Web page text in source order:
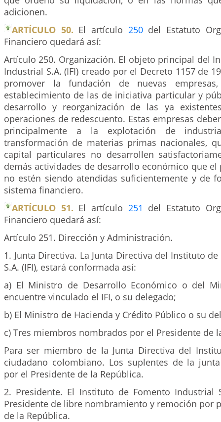
adicionen.
ARTÍCULO 50. El artículo 250del Estatuto
Financiero quedará así:
Artículo 250. Organización. El objeto principal del
Industrial S.A. (IFI) creado por el Decreto 1157 de
promover la fundación de nuevas
establecimiento de las de iniciativa particular y
desarrollo y reorganización de las ya
operaciones de redescuento. Estas empresas
principalmente a la explotación de
transformación de materias primas nacionales,
capital particulares no desarrollen
demás actividades de desarrollo económico que el
no estén siendo atendidas suficientemente y de
sistema financiero.
ARTÍCULO 51. El artículo 251 del Estatuto
Financiero quedará así:
Artículo 251. Dirección y Administración.
1. Junta Directiva. La Junta Directiva del Instituto
S.A. (IFI), estará conformada así:
a) El Ministro de Desarrollo Económico o del
encuentre vinculado el IFI, o su delegado;
b) El Ministro de Hacienda y Crédito Público o su
c) Tres miembros nombrados por el Presidente de
Para ser miembro de la Junta Directiva del
ciudadano colombiano. Los suplentes de la
por el Presidente de la República.
2. Presidente. El Instituto de Fomento Industrial
Presidente de libre nombramiento y remoción por
de la República.